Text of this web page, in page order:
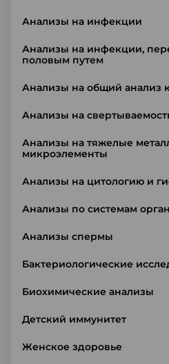
Анализы на инфекции
Анализы на инфекции,
половым путем
Анализы на общий анализ
Анализы на
Анализы на тяжелые
микроэлементы
Анализы на цитологию и
Анализы по системам
Анализы спермы
Бактериологические
Биохимические анализы
Детский иммунитет
Женское здоровье